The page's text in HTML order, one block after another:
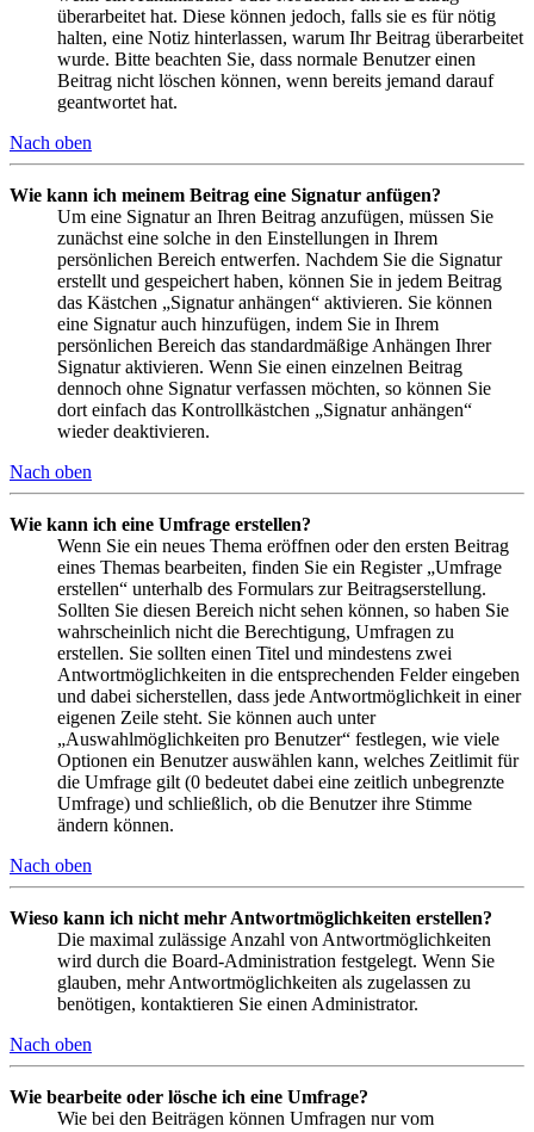
überarbeitet hat. Diese können jedoch, falls sie es für nötig
halten, eine Notiz hinterlassen, warum Ihr Beitrag überarbeitet
wurde. Bitte beachten Sie, dass normale Benutzer einen
Beitrag nicht löschen können, wenn bereits jemand darauf
geantwortet hat.
Nach oben
Wie kann ich meinem Beitrag eine Signatur anfügen?
Um eine Signatur an Ihren Beitrag anzufügen, müssen Sie
zunächst eine solche in den Einstellungen in Ihrem
persönlichen Bereich entwerfen. Nachdem Sie die Signatur
erstellt und gespeichert haben, können Sie in jedem Beitrag
das Kästchen „Signatur anhängen“ aktivieren. Sie können
eine Signatur auch hinzufügen, indem Sie in Ihrem
persönlichen Bereich das standardmäßige Anhängen Ihrer
Signatur aktivieren. Wenn Sie einen einzelnen Beitrag
dennoch ohne Signatur verfassen möchten, so können Sie
dort einfach das Kontrollkästchen „Signatur anhängen“
wieder deaktivieren.
Nach oben
Wie kann ich eine Umfrage erstellen?
Wenn Sie ein neues Thema eröffnen oder den ersten Beitrag
eines Themas bearbeiten, finden Sie ein Register „Umfrage
erstellen“ unterhalb des Formulars zur Beitragserstellung.
Sollten Sie diesen Bereich nicht sehen können, so haben Sie
wahrscheinlich nicht die Berechtigung, Umfragen zu
erstellen. Sie sollten einen Titel und mindestens zwei
Antwortmöglichkeiten in die entsprechenden Felder eingeben
und dabei sicherstellen, dass jede Antwortmöglichkeit in einer
eigenen Zeile steht. Sie können auch unter
„Auswahlmöglichkeiten pro Benutzer“ festlegen, wie viele
Optionen ein Benutzer auswählen kann, welches Zeitlimit für
die Umfrage gilt (0 bedeutet dabei eine zeitlich unbegrenzte
Umfrage) und schließlich, ob die Benutzer ihre Stimme
ändern können.
Nach oben
Wieso kann ich nicht mehr Antwortmöglichkeiten erstellen?
Die maximal zulässige Anzahl von Antwortmöglichkeiten
wird durch die Board-Administration festgelegt. Wenn Sie
glauben, mehr Antwortmöglichkeiten als zugelassen zu
benötigen, kontaktieren Sie einen Administrator.
Nach oben
Wie bearbeite oder lösche ich eine Umfrage?
Wie bei den Beiträgen können Umfragen nur vom